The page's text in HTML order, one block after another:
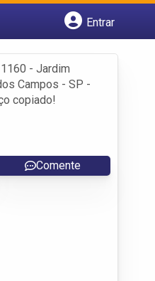
Entrar
- Jardim
Campos - SP -
copiado!
Comente